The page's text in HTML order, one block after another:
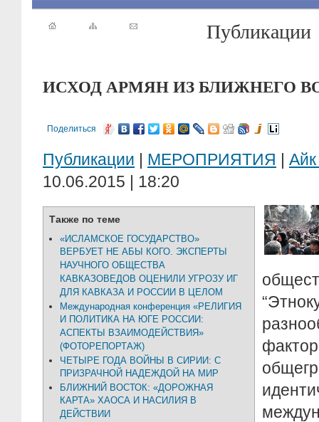
Публикации
ИСХОД АРМЯН ИЗ БЛИЖНЕГО
Поделиться
Публикации | МЕРОПРИЯТИЯ |
10.06.2015 | 18:20
Также по теме
«ИСЛАМСКОЕ ГОСУДАРСТВО»
ВЕРБУЕТ НЕ АБЫ КОГО. ЭКСПЕРТЫ
НАУЧНОГО ОБЩЕСТВА
КАВКАЗОВЕДОВ ОЦЕНИЛИ УГРОЗУ ИГ
ДЛЯ КАВКАЗА И РОССИИ В ЦЕЛОМ
Международная конференция «РЕЛИГИЯ
И ПОЛИТИКА НА ЮГЕ РОССИИ:
АСПЕКТЫ ВЗАИМОДЕЙСТВИЯ»
(ФОТОРЕПОРТАЖ)
ЧЕТЫРЕ ГОДА ВОЙНЫ В СИРИИ: С
ПРИЗРАЧНОЙ НАДЕЖДОЙ НА МИР
БЛИЖНИЙ ВОСТОК: «ДОРОЖНАЯ
КАРТА» ХАОСА И НАСИЛИЯ В
ДЕЙСТВИИ